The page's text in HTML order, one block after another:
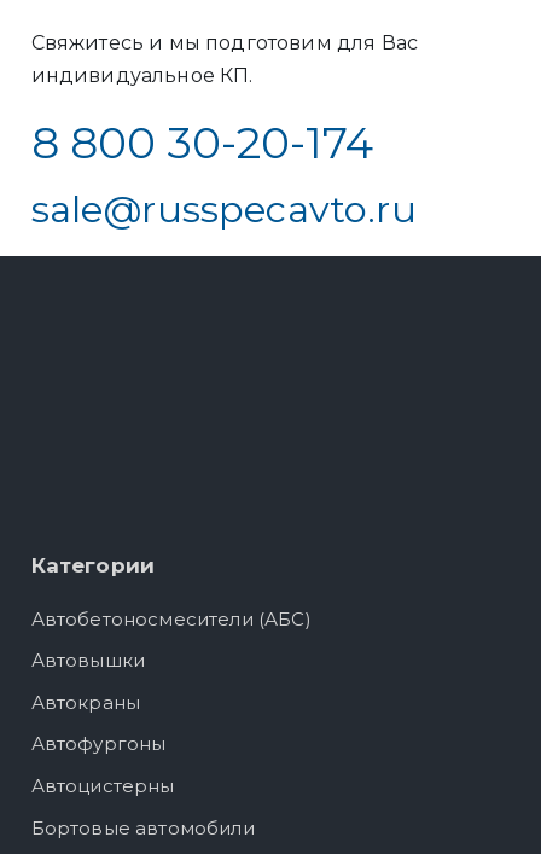
Свяжитесь и мы подготовим для Вас
индивидуальное КП.
8 800 30-20-174
sale@russpecavto.ru
Категории
Автобетоносмесители (АБС)
Автовышки
Автокраны
Автофургоны
Автоцистерны
Бортовые автомобили